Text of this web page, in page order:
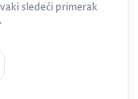
sledeći primerak